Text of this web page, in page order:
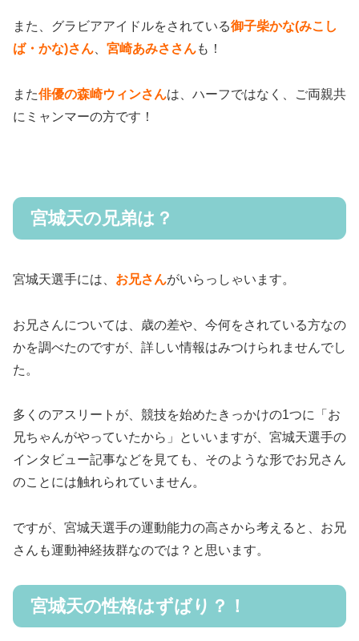
また、グラビアアイドルをされている御子柴かな(みこし
ば・かな)さん
宮崎あみささんも！
また俳優の森崎ウィンさんは、ハーフではなく、ご両親共
にミャンマーの方です ！
宮城天の兄弟は？
宮城天選手には、 お兄さんがいらっしゃいます。
お兄さんについては、歳の差や、今何をされている方なの
かを調べたのですが、詳しい情報はみつけられませんでし
た。
多くのアスリートが、競技を始めたきっかけの1つに「お
兄ちゃんがやっていたから」といいますが、宮城天選手の
インタビュー記事などを見ても、そのような形でお兄さん
のことには触れられていません。
ですが、宮城天選手の運動能力の高さから考えると、お兄
さんも運動神経抜群なのでは？と思います。
宮城天の性格はずばり？！